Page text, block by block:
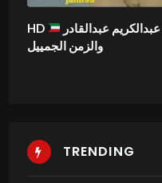
HD
والزمن الجمييل
TRENDING